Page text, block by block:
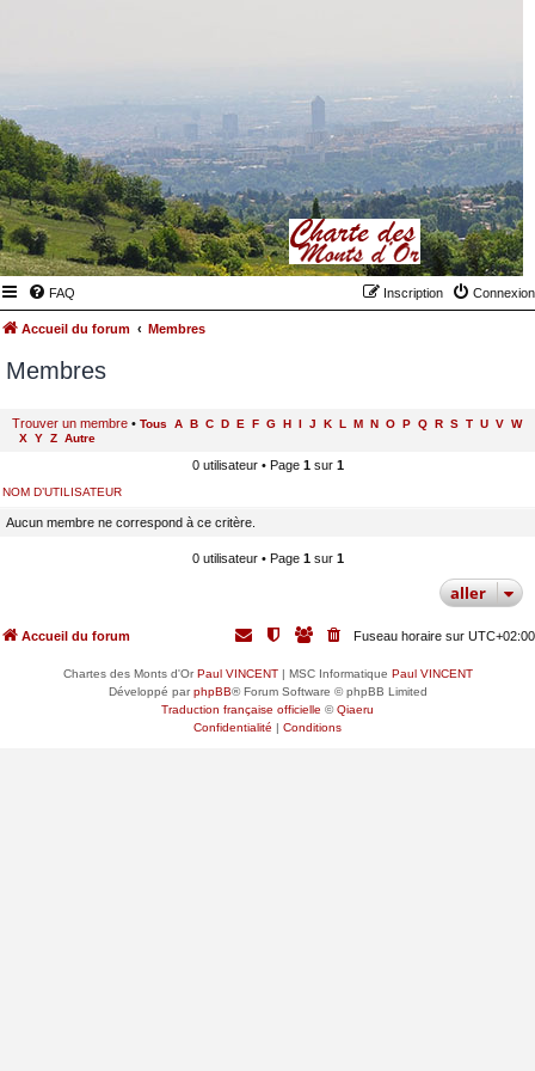
FAQ Connexion
Inscription
Accueil du forum Membres
Membres
Trouver un membre • Tous A B C D E F G H I J K L M N O P Q R S T U V W
X Y Z Autre
0 utilisateur • Page 1sur 1
NOM D’UTILISATEUR
Aucun membre ne correspond à ce critère.
0 utilisateur • Page 1sur 1
aller
Accueil du forum Fuseau horaire sur UTC+02:00
Chartes des Monts d'OrPaul VINCENT| MSC Informatique Paul VINCENT
Développé parphpBB® Forum Software © phpBB Limited
Traduction française officielle ©Qiaeru
Confidentialité | Conditions